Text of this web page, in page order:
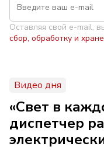
Оставляя свой e-mail,
сбор, обработку и
Видео дня
«Свет в
диспетчер